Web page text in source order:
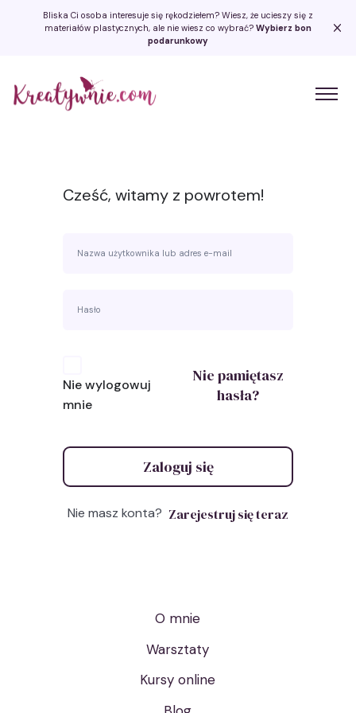
Bliska Ci osoba interesuje się rękodziełem? Wiesz, że ucieszy się z
materiałów plastycznych, ale nie wiesz co wybrać? Wybierz bon
podarunkowy
Kreatywnie.com
Cześć, witamy z powrotem!
Nie wylogowuj
mnie
Nie pamiętasz
hasła?
Zaloguj się
Nie masz konta? Zarejestruj się teraz
O mnie
Warsztaty
Kursy online